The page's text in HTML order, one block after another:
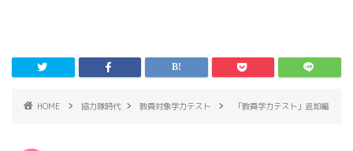
HOME 協力隊時代 教員対象学力テスト 「教員学力テスト」返却編